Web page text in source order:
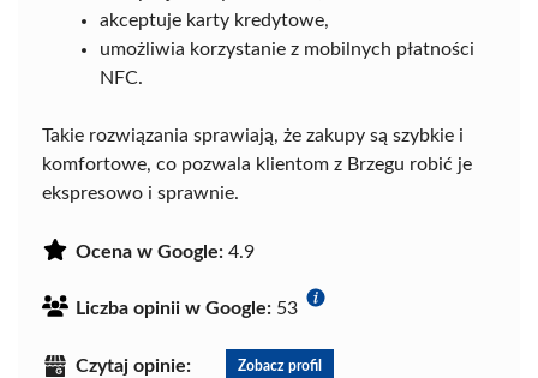
akceptuje karty kredytowe,
umożliwia korzystanie z mobilnych płatności
NFC.
Takie rozwiązania sprawiają, że zakupy są szybkie i
komfortowe, co pozwala klientom z Brzegu robić je
ekspresowo i sprawnie.
Ocena w Google: 4.9
Liczba opinii w Google: 53
Czytaj opinie: Zobacz profil